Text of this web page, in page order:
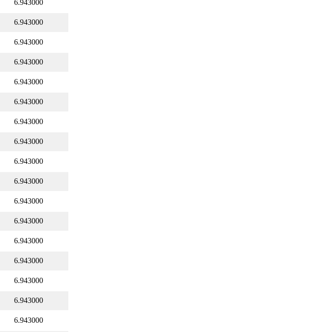
6.943000
6.943000
6.943000
6.943000
6.943000
6.943000
6.943000
6.943000
6.943000
6.943000
6.943000
6.943000
6.943000
6.943000
6.943000
6.943000
6.943000